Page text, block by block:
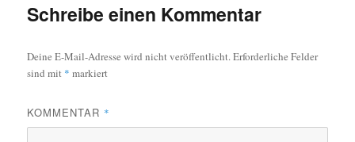
Schreibe einen Kommentar
Deine E-Mail-Adresse wird nicht veröffentlicht.Erforderliche Felder
sind mit * markiert
KOMMENTAR *